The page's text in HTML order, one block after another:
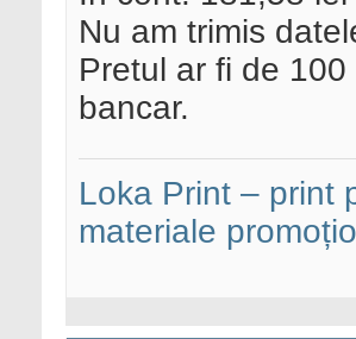
Nu am trimis
Pretul ar fi de
bancar.
Loka Print – print
materiale